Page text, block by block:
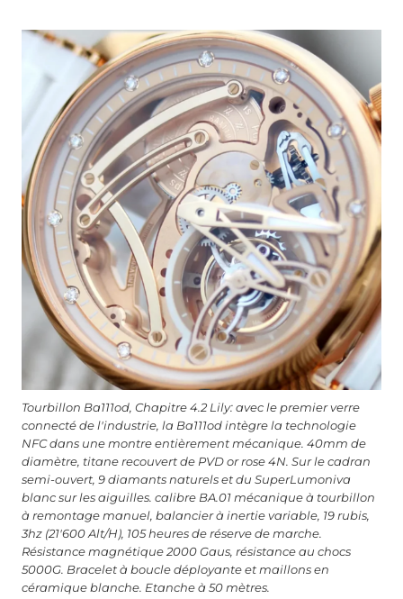
Tourbillon Ba111od, Chapitre 4.2 Lily: avec le premier verre
connecté de l'industrie, la Ba111od intègre la technologie
NFC dans une montre entièrement mécanique. 40mm de
diamètre, titane recouvert de PVD or rose 4N. Sur le cadran
semi-ouvert, 9 diamants naturels et du SuperLumoniva
blanc sur les aiguilles. calibre BA.01 mécanique à tourbillon
à remontage manuel, balancier à inertie variable, 19 rubis,
3hz (21'600 Alt/H), 105 heures de réserve de marche.
Résistance magnétique 2000 Gaus, résistance au chocs
5000G. Bracelet à boucle déployante et maillons en
céramique blanche. Etanche à 50 mètres.